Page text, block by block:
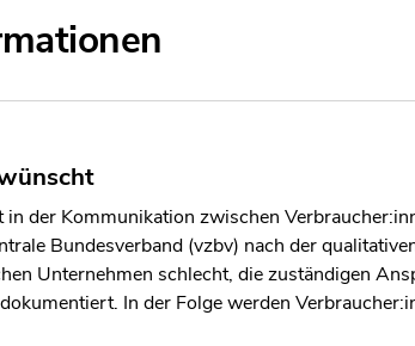
der Kommunikation zwischen
Bundesverband (vzbv) nach der
Unternehmen schlecht, die zuständigen
In der Folge werden